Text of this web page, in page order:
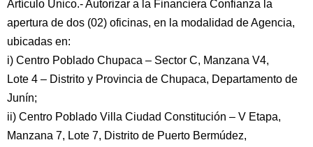
Artículo Único.- Autorizar a la Financiera Confianza la
apertura de dos (02) oficinas, en la modalidad de Agencia,
ubicadas en:
i) Centro Poblado Chupaca – Sector C, Manzana V4,
Lote 4 – Distrito y Provincia de Chupaca, Departamento de
Junín;
ii) Centro Poblado Villa Ciudad Constitución – V Etapa,
Manzana 7, Lote 7, Distrito de Puerto Bermúdez,